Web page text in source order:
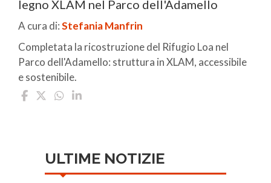
legno XLAM nel Parco dell'Adamello
A cura di:Stefania Manfrin
Completata la ricostruzione del Rifugio Loa nel
Parco dell'Adamello: struttura in XLAM, accessibile
e sostenibile.
ULTIME NOTIZIE